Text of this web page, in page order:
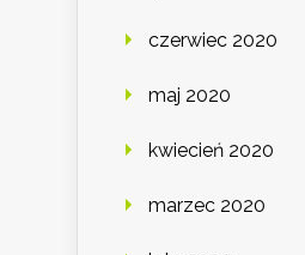
czerwiec 2020
maj 2020
kwiecień 2020
marzec 2020